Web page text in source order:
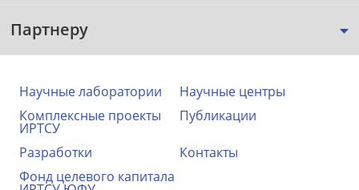
Партнеру
Научные лаборатории
Научные центры
Комплексные проекты
ИРТСУ
Публикации
Разработки
Контакты
Фонд целевого капитала